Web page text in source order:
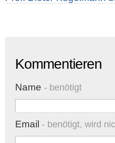
Kommentieren
Name - benötigt
Email - benötigt, wird